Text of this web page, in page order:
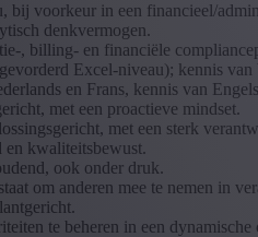
bij voorkeur in een financieel/
denkvermogen.
, billing- en financiële
Excel-niveau); kennis van
en Frans, kennis van
met een proactieve mindset.
met een sterk
en kwaliteitsbewust.
ook onder druk.
om anderen mee te nemen in
te beheren in een dynamische